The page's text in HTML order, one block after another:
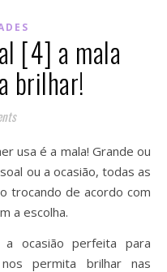
[4] a mala
brilhar!
usa é a mala! Grande ou
ou a ocasião, todas as
trocando de acordo com
a escolha.
ocasião perfeita para
permita brilhar nas